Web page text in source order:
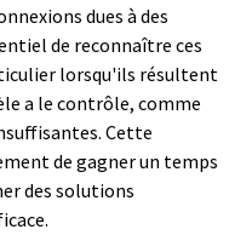
dues à des
de reconnaître ces
lorsqu'ils résultent
a le contrôle, comme
Cette
de gagner un temps
des solutions